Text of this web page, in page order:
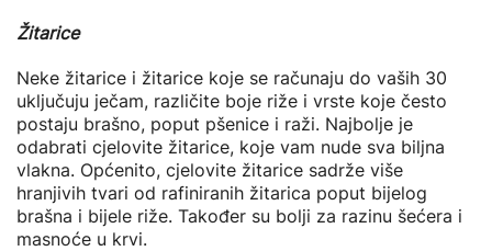
Žitarice
Neke žitarice i žitarice koje se računaju do vaših 30
uključuju ječam, različite boje riže i vrste koje često
postaju brašno, poput pšenice i raži. Najbolje je
odabrati cjelovite žitarice, koje vam nude sva biljna
vlakna. Općenito, cjelovite žitarice sadrže više
hranjivih tvari od rafiniranih žitarica poput bijelog
brašna i bijele riže. Također su bolji za razinu šećera i
masnoće u krvi.